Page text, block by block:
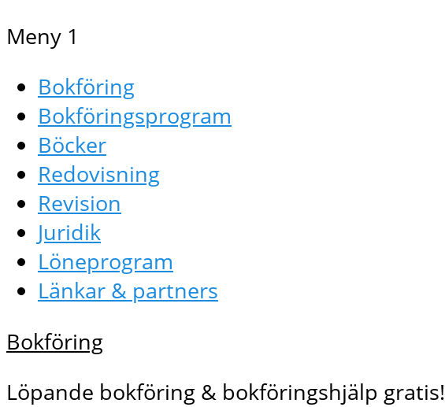
Meny 1
Bokföring
Bokföringsprogram
Böcker
Redovisning
Revision
Juridik
Löneprogram
Länkar & partners
Bokföring
Löpande bokföring & bokföringshjälp gratis!